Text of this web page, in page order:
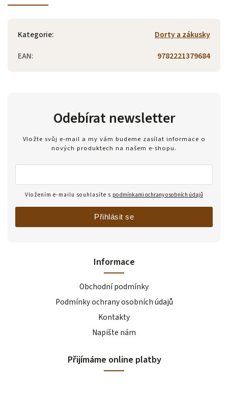
Kategorie:
Dorty a zákusky
EAN: 9782221379684
Informace
Obchodní podmínky
Podmínky ochrany osobních údajů
Kontakty
Napište nám
Přijímáme online platby
Odebírat newsletter
Vložte svůj e-mail a my vám budeme zasílat informace o
nových produktech na našem e-shopu.
Vložením e-mailu souhlasíte s podmínkami ochrany osobních údajů
Přihlásit se